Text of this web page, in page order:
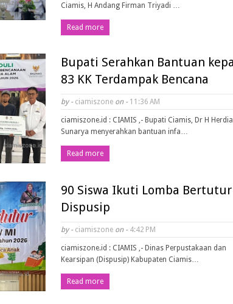
Ciamis, H Andang Firman Triyadi …
Read more
Bupati Serahkan Bantuan
83 KK Terdampak Bencana
by - ciamiszone on - 11:36 AM
ciamiszone.id : CIAMIS ,- Bupati Ciamis, Dr H
Sunarya menyerahkan bantuan infa…
Read more
90 Siswa Ikuti Lomba Bertutur
Dispusip
by - ciamiszone on - 4:42 PM
ciamiszone.id : CIAMIS ,- Dinas Perpustakaan dan
Kearsipan (Dispusip) Kabupaten Ciamis…
Read more